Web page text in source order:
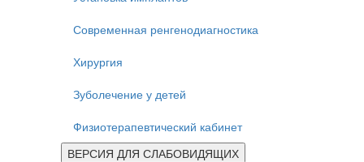
Современная ренгенодиагностика
Хирургия
Зуболечение у детей
Физиотерапевтический кабинет
ВЕРСИЯ ДЛЯ СЛАБОВИДЯЩИХ